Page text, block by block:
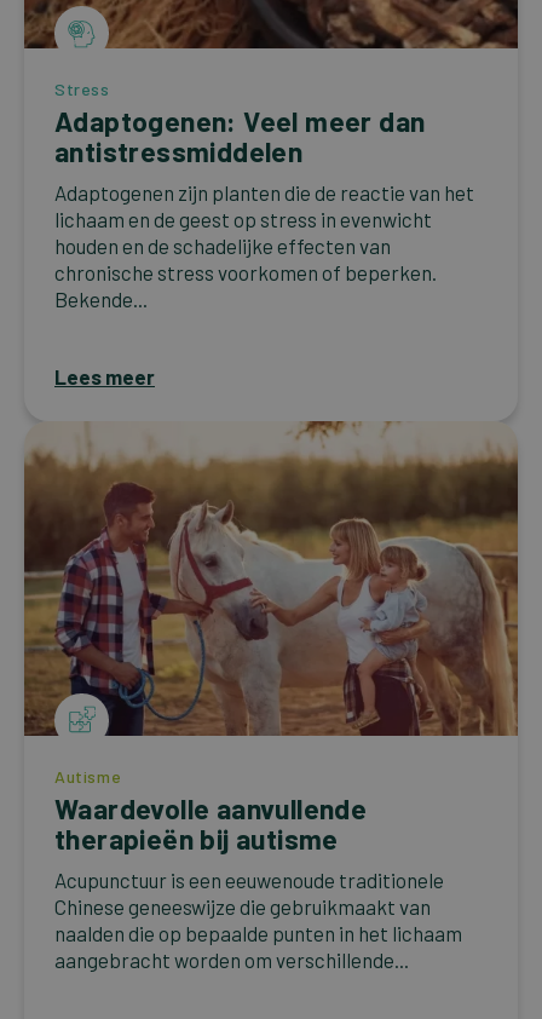
Stress
Adaptogenen: Veel meer dan
antistressmiddelen
Adaptogenen zijn planten die de reactie van het
lichaam en de geest op stress in evenwicht
houden en de schadelijke effecten van
chronische stress voorkomen of beperken.
Bekende...
Lees meer
Autisme
Waardevolle aanvullende
therapieën bij autisme
Acupunctuur is een eeuwenoude traditionele
Chinese geneeswijze die gebruikmaakt van
naalden die op bepaalde punten in het lichaam
aangebracht worden om verschillende...